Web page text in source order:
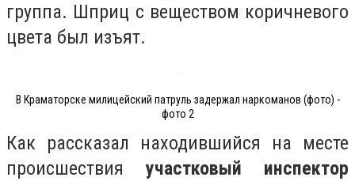
группа. Шприц с веществом коричневого
цвета был изъят.
В Краматорске милицейский патруль задержал наркоманов (фото) -
фото 2
Как рассказал находившийся на месте
происшествия участковый инспектор